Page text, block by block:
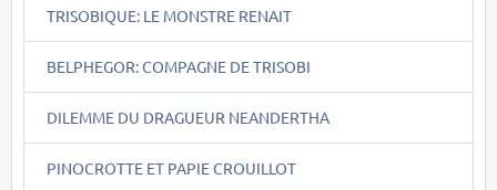
TRISOBIQUE: LE MONSTRE RENAIT
BELPHEGOR: COMPAGNE DE TRISOBI
DILEMME DU DRAGUEUR NEANDERTHA
PINOCROTTE ET PAPIE CROUILLOT